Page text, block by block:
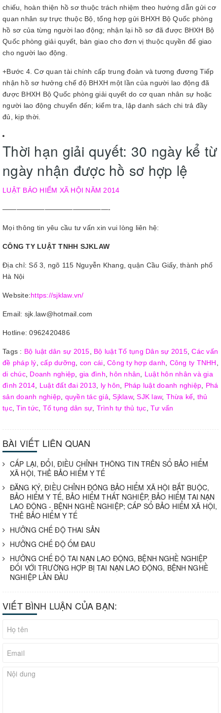
chiếu, hoàn thiện hồ sơ thuộc trách nhiệm theo hướng dẫn gửi cơ
quan nhân sự trực thuộc Bộ, tổng hợp gửi BHXH Bộ Quốc phòng
hồ sơ của từng người lao động; nhận lại hồ sơ đã được BHXH Bộ
Quốc phòng giải quyết, bàn giao cho đơn vị thuộc quyền để giao
cho người lao động.
+Bước 4. Cơ quan tài chính cấp trung đoàn và tương đương Tiếp
nhận hồ sơ hưởng chế độ BHXH một lần của người lao động đã
được BHXH Bộ Quốc phòng giải quyết do cơ quan nhân sự hoặc
người lao động chuyển đến; kiểm tra, lập danh sách chi trả đầy
đủ, kịp thời.
Thời hạn giải quyết: 30 ngày kể từ
ngày nhận được hồ sơ hợp lệ
LUẬT BẢO HIỂM XÃ HỘI NĂM 2014
———————————————-
Mọi thông tin yêu cầu tư vấn xin vui lòng liên hệ:
CÔNG TY LUẬT TNHH SJKLAW
Địa chỉ: Số 3, ngõ 115 Nguyễn Khang, quận Cầu Giấy, thành phố
Hà Nội
Website:https://sjklaw.vn/
Email: sjk.law@hotmail.com
Hotline: 0962420486
Tags : Bộ luật dân sự 2015 Bộ luật Tố tụng Dân sự 2015,Các vấn
đề pháp lý cấp dưỡng con cái Công ty hợp danh Công ty TNHH
di chúc, Doanh nghiệp gia đình hôn nhân
Luật hôn nhân và gia
đình 2014
Luật đất đai 2013 ly hôn Pháp luật doanh nghiệp
Phá
sản doanh nghiệp quyền tác giả ,Sjklaw,SJK law, Thừa kế thủ
tục,Tin tức Tố tụng dân sự Trình tự thủ tục Tư vấn
BÀI VIẾT LIÊN QUAN
CẤP LẠI, ĐỔI, ĐIỀU CHỈNH THÔNG TIN TRÊN SỔ BẢO HIỂM
XÃ HỘI, THẺ BẢO HIỂM Y TẾ
ĐĂNG KÝ, ĐIỀU CHỈNH ĐÓNG BẢO HIỂM XÃ HỘI BẮT BUỘC,
BẢO HIỂM Y TẾ, BẢO HIỂM THẤT NGHIỆP, BẢO HIỂM TAI NẠN
LAO ĐỘNG - BỆNH NGHỀ NGHIỆP; CẤP SỔ BẢO HIỂM XÃ HỘI,
THẺ BẢO HIỂM Y TẾ
HƯỞNG CHẾ ĐỘ THAI SẢN
HƯỞNG CHẾ ĐỘ ỐM ĐAU
HƯỞNG CHẾ ĐỘ TAI NẠN LAO ĐỘNG, BỆNH NGHỀ NGHIỆP
ĐỐI VỚI TRƯỜNG HỢP BỊ TAI NẠN LAO ĐỘNG, BỆNH NGHỀ
NGHIỆP LẦN ĐẦU
VIẾT BÌNH LUẬN CỦA BẠN: